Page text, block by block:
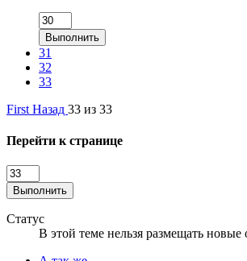
Выполнить
31
32
33
First Назад 33 из 33
Перейти к странице
Выполнить
Статус
В этой теме нельзя размещать новые